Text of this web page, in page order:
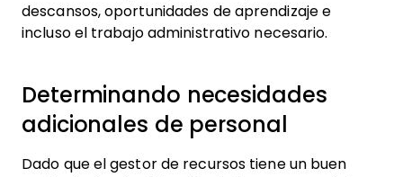
descansos, oportunidades de aprendizaje e
incluso el trabajo administrativo necesario.
Determinando necesidades
adicionales de personal
Dado que el gestor de recursos tiene un buen